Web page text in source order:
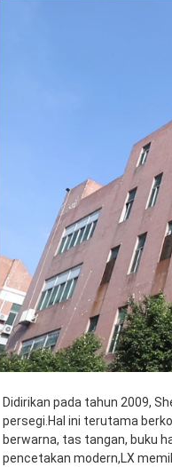
00:00
03:00
Didirikan pada tahun 2009,
persegi.Hal ini terutama
berwarna, tas tangan, buku
pencetakan modern,LX